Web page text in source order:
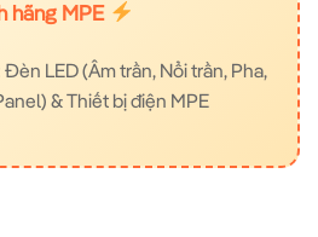
hãng MPE
LED (Âm trần, Nổi trần, Pha,
& Thiết bị điện MPE